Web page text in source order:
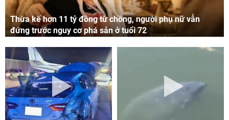
Thừa kế hơn 11 tỷ đồng từ chồng, người phụ nữ vẫn
đứng trước nguy cơ phá sản ở tuổi 72